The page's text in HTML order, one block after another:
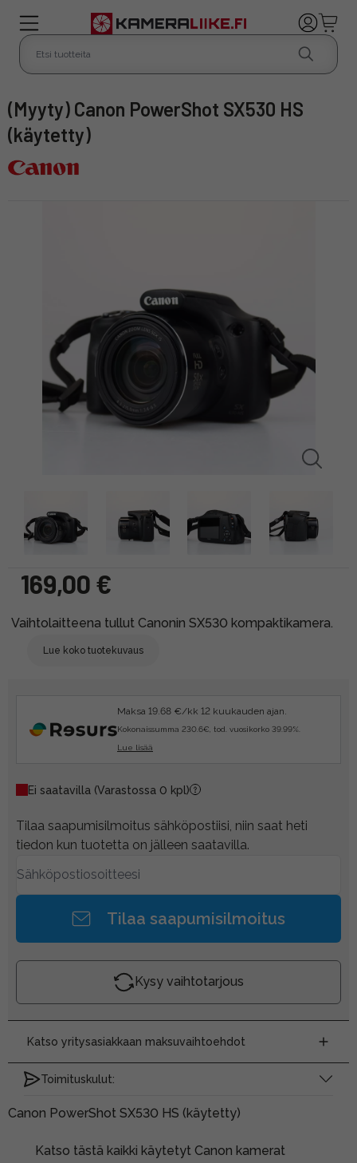
(Myyty) Canon PowerShot SX530 HS
(käytetty)
169,00 €
Vaihtolaitteena tullut Canonin SX530 kompaktikamera.
Lue koko tuotekuvaus
Maksa 19.68 €/kk 12 kuukauden ajan.
Kokonaissumma 230.6€, tod. vuosikorko 39.99%.
Lue lisää
Ei saatavilla (Varastossa 0 kpl)
Tilaa saapumisilmoitus sähköpostiisi, niin saat heti
tiedon kun tuotetta on jälleen saatavilla.
Tilaa saapumisilmoitus
Kysy vaihtotarjous
Katso yritysasiakkaan maksuvaihtoehdot
Toimituskulut:
Canon PowerShot SX530 HS (käytetty)
Katso tästä kaikki käytetyt Canon kamerat